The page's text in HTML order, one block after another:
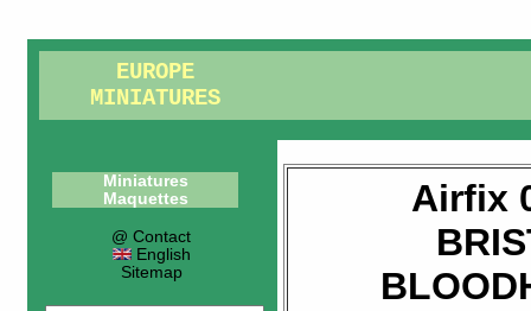
EUROPE
MINIATURES
Miniatures
Maquettes
@ Contact
English
Sitemap
Airfix